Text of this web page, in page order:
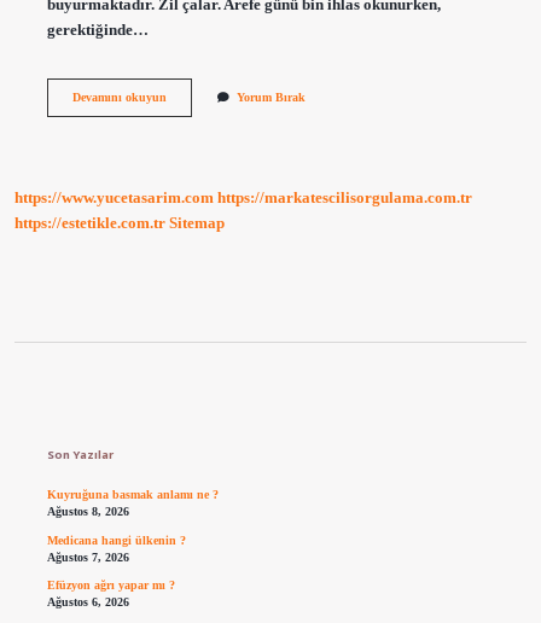
buyurmaktadır. Zil çalar. Arefe günü bin ihlas okunurken,
gerektiğinde…
Devamını okuyun1001
Yorum Bırak
https://www.yucetasarim.com https://markatescilisorgulama.com.tr
https://estetikle.com.tr Sitemap
Son Yazılar
Kuyruğuna basmak anlamı ne ?
Ağustos 8, 2026
Medicana hangi ülkenin ?
Ağustos 7, 2026
Efüzyon ağrı yapar mı ?
Ağustos 6, 2026